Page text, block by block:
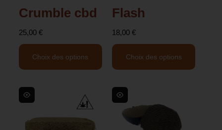
Crumble cbd
25,00 €
Choix des options
Flash
18,00 €
Choix des options